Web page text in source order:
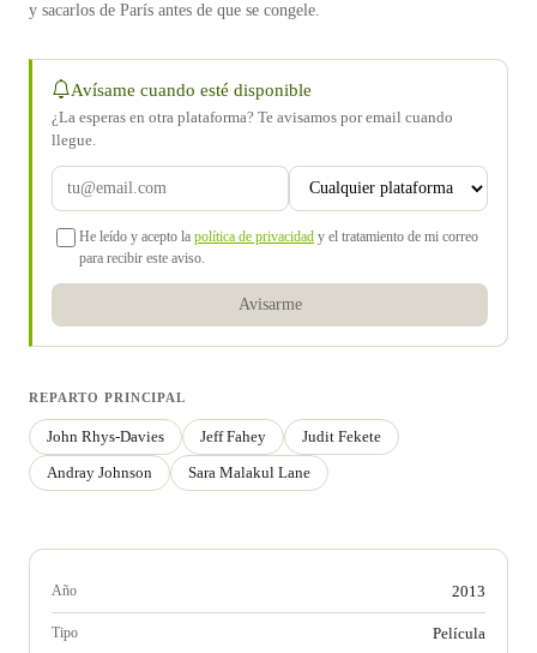
y sacarlos de París antes de que se congele.
Avísame cuando esté disponible
¿La esperas en otra plataforma? Te avisamos por email cuando
llegue.
He leído y acepto la política de privacidad y el tratamiento de mi correo
para recibir este aviso.
Avisarme
REPARTO PRINCIPAL
John Rhys-Davies Jeff Fahey
Judit Fekete
Andray Johnson
Sara Malakul Lane
Año 2013
Tipo Película